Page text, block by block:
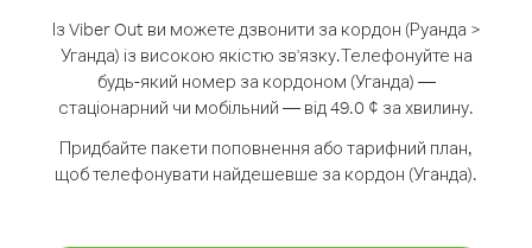
Із Viber Out ви можете дзвонити за кордон (Руанда >
Уганда) із високою якістю зв'язку.Телефонуйте на
будь-який номер за кордоном (Уганда) —
стаціонарний чи мобільний — від 49.0 ¢ за хвилину.
Придбайте пакети поповнення або тарифний план,
щоб телефонувати найдешевше за кордон (Уганда).